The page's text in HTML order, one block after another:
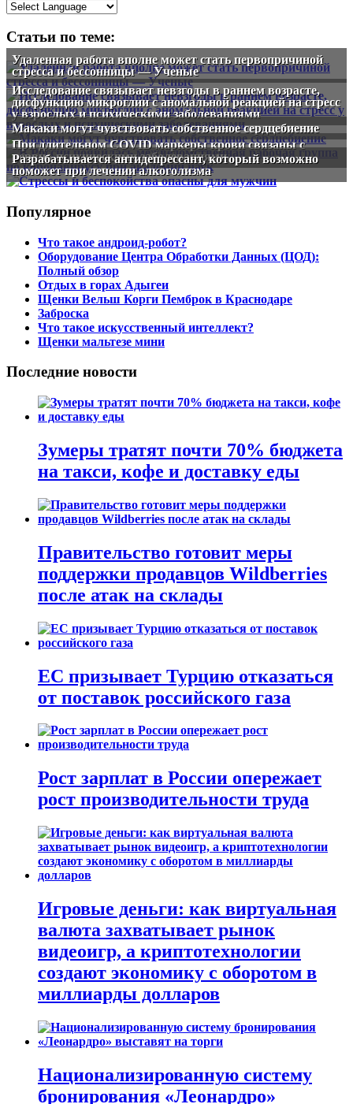
Статьи по теме:
Удаленная работа вполне может стать первопричиной
стресса и бессонницы — Ученые
Исследование связывает невзгоды в раннем возрасте,
дисфункцию микроглии с аномальной реакцией на стресс
у взрослых и психическими заболеваниями
Макаки могут чувствовать собственное сердцебиение
При длительном COVID маркеры крови связаны с
нервно-психическими заболеваниями
Разрабатывается антидепрессант, который возможно
поможет при лечении алкоголизма
Популярное
Что такое андроид-робот?
Оборудование Центра Обработки Данных (ЦОД):
Полный обзор
Отдых в горах Адыгеи
Щенки Вельш Корги Пемброк в Краснодаре
Заброска
Что такое искусственный интеллект?
Щенки мальтезе мини
Последние новости
Зумеры тратят почти 70% бюджета
на такси, кофе и доставку еды
Правительство готовит меры
поддержки продавцов Wildberries
после атак на склады
ЕС призывает Турцию отказаться
от поставок российского газа
Рост зарплат в России опережает
рост производительности труда
Игровые деньги: как виртуальная
валюта захватывает рынок
видеоигр, а криптотехнологии
создают экономику с оборотом в
миллиарды долларов
Национализированную систему
бронирования «Леонардро»